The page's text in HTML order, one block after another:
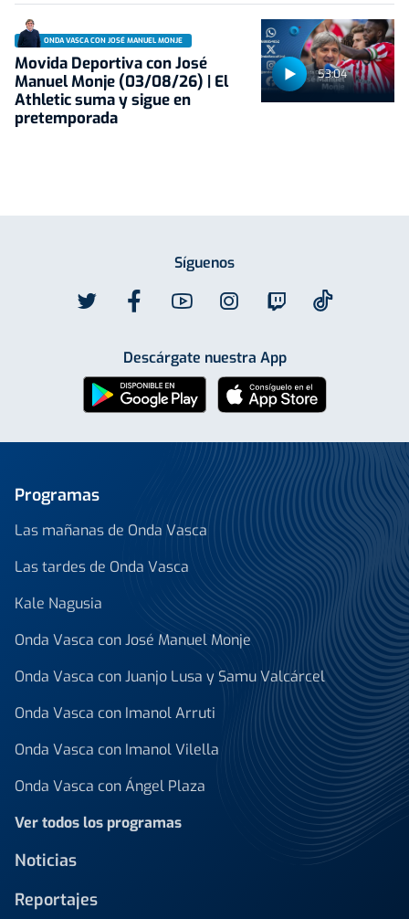
53:04
ONDA VASCA CON JOSÉ MANUEL MONJE
Movida Deportiva con José
Manuel Monje (03/08/26) | El
Athletic suma y sigue en
pretemporada
Síguenos
Descárgate nuestra App
Programas
Las mañanas de Onda Vasca
Las tardes de Onda Vasca
Kale Nagusia
Onda Vasca con José Manuel Monje
Onda Vasca con Juanjo Lusa y Samu Valcárcel
Onda Vasca con Imanol Arruti
Onda Vasca con Imanol Vilella
Onda Vasca con Ángel Plaza
Ver todos los programas
Noticias
Reportajes